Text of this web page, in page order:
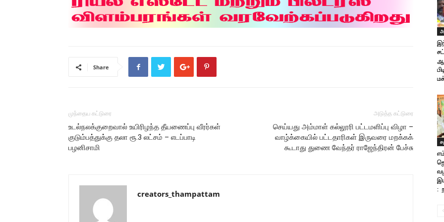
Share
முந்தைய கட்டுரை
உடல்நலக்குறைவால் உயிரிழந்த தீயணைப்பு வீரர்கள்
குடும்பத்துக்கு தலா ரூ.3 லட்சம் – எடப்பாடி
பழனிசாமி
அடுத்த கட்டுரை
செய்யது அம்மாள் கல்லூரி பட்டமளிப்பு விழா –
வாழ்க்கையில் பட்டதாரிகள் இருவரை மறக்கக்
கூடாது துணை வேந்தர் ராஜேந்திரன் பேச்சு
creators_thampattam
: